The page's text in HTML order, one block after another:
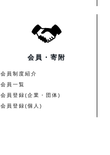
会員・寄附
会員制度紹介
会員一覧
会員登録(企業・団体)
会員登録(個人)